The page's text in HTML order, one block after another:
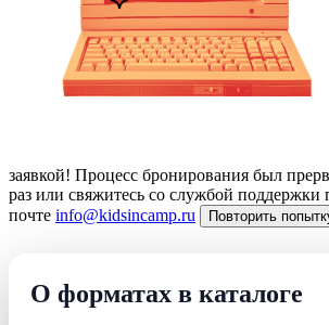
заявкой! Процесс бронирования был
раз или свяжитесь со службой поддержки
почте info@kidsincamp.ru Повторить
О форматах в каталоге